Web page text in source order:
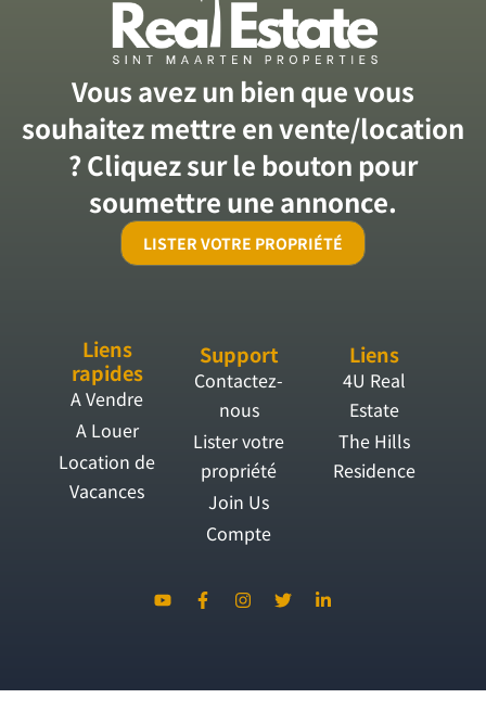
Vous avez un bien que vous
souhaitez mettre en vente/location
? Cliquez sur le bouton pour
soumettre une annonce.
LISTER VOTRE PROPRIÉTÉ
Liens
rapides
A Vendre
A Louer
Location de
Vacances
Support
Contactez-
nous
Lister votre
propriété
Join Us
Compte
Liens
4U Real
Estate
The Hills
Residence